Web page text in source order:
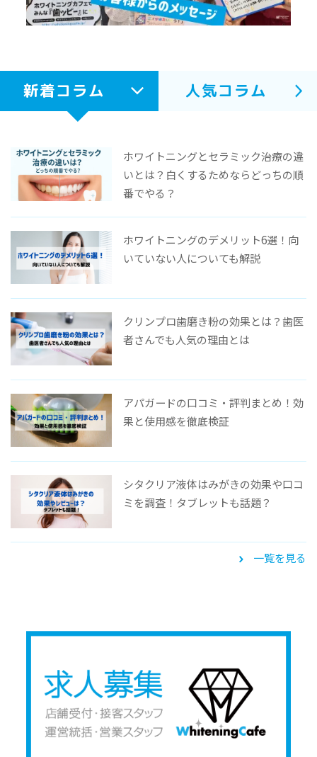
新着コラム 人気コラム
ホワイトニングとセラミック治療の違
いとは？白くするためならどっちの順
番でやる？
ホワイトニングのデメリット6選！向
いていない人についても解説
クリンプロ歯磨き粉の効果とは？歯医
者さんでも人気の理由とは
アパガードの口コミ・評判まとめ！効
果と使用感を徹底検証
シタクリア液体はみがきの効果や口コ
ミを調査！タブレットも話題？
一覧を見る